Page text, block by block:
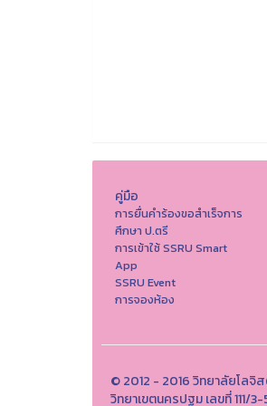
คู่มือ
การยื่นคำร้องขอสำเร็จการ
ศึกษา ป.ตรี
การเข้าใช้ SSRU Smart
App
SSRU Event
การจองห้อง
© 2012 - 2016 วิทยาลัยโลจิ
วิทยาเขตนครปฐม เลขที่